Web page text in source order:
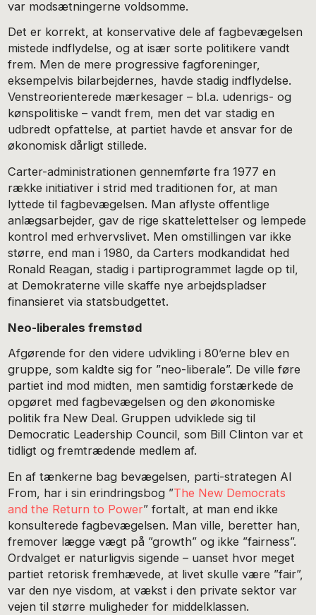
var modsætningerne voldsomme.
Det er korrekt, at konservative dele af fagbevægelsen
mistede indflydelse, og at især sorte politikere vandt
frem. Men de mere progressive fagforeninger,
eksempelvis bilarbejdernes, havde stadig indflydelse.
Venstreorienterede mærkesager – bl.a. udenrigs- og
kønspolitiske – vandt frem, men det var stadig en
udbredt opfattelse, at partiet havde et ansvar for de
økonomisk dårligt stillede.
Carter-administrationen gennemførte fra 1977 en
række initiativer i strid med traditionen for, at man
lyttede til fagbevægelsen. Man aflyste offentlige
anlægsarbejder, gav de rige skattelettelser og lempede
kontrol med erhvervslivet. Men omstillingen var ikke
større, end man i 1980, da Carters modkandidat hed
Ronald Reagan, stadig i partiprogrammet lagde op til,
at Demokraterne ville skaffe nye arbejdspladser
finansieret via statsbudgettet.
Neo-liberales fremstød
Afgørende for den videre udvikling i 80’erne blev en
gruppe, som kaldte sig for ”neo-liberale”. De ville føre
partiet ind mod midten, men samtidig forstærkede de
opgøret med fagbevægelsen og den økonomiske
politik fra New Deal. Gruppen udviklede sig til
Democratic Leadership Council, som Bill Clinton var et
tidligt og fremtrædende medlem af.
En af tænkerne bag bevægelsen, parti-strategen Al
From, har i sin erindringsbog ”The New Democrats
and the Return to Power” fortalt, at man end ikke
konsulterede fagbevægelsen. Man ville, beretter han,
fremover lægge vægt på ”growth” og ikke ”fairness”.
Ordvalget er naturligvis sigende – uanset hvor meget
partiet retorisk fremhævede, at livet skulle være ”fair”,
var den nye visdom, at vækst i den private sektor var
vejen til større muligheder for middelklassen.